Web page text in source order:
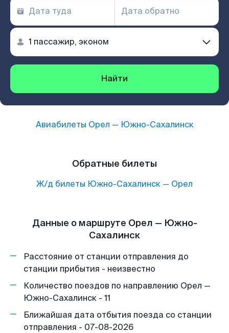
Найти
Авиабилеты Орел — Южно-Сахалинск
Обратные билеты
Ж/д билеты Южно-Сахалинск — Орел
Данные о маршруте Орел — Южно-
Сахалинск
Расстояние от станции отправления до
станции прибытия - неизвестно
Количество поездов по направлению Орел —
Южно-Сахалинск - 11
Ближайшая дата отбытия поезда со станции
отправления - 07-08-2026